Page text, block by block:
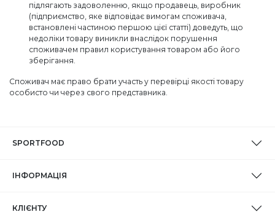
підлягають задоволенню, якщо продавець, виробник
(підприємство, яке відповідає вимогам споживача,
встановлені частиною першою цієї статті) доведуть, що
недоліки товару виникли внаслідок порушення
споживачем правил користування товаром або його
зберігання.
Споживач має право брати участь у перевірці якості товару
особисто чи через свого представника.
SPORTFOOD
ІНФОРМАЦІЯ
КЛІЄНТУ